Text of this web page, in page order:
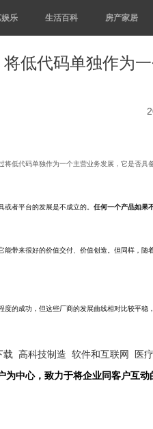
乐 生活百科 房产家居
低代码单独作为
低代码单独作为一个主营业务发展，它是否具
者平台的发展是不成立的。 任何一个产品如果
带来很好的价值交付、价值创造。但同样，
的成功，但这些厂商的发展曲线相对比较平稳
载 高科技制造 软件和互联网 医
中心，致力于将企业同客户互